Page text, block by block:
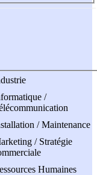
/
/ Maintenance
/ Stratégie
Humaines